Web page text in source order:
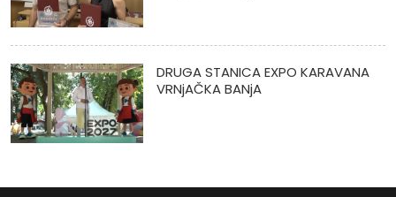
DRUGA STANICA EXPO KARAVANA
VRNjAČKA BANjA